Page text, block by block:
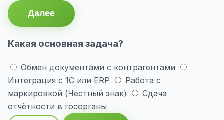
Далее
Какая основная задача?
Обмен документами с контрагентами
Интеграция с 1С или ERP
Работа с
маркировкой (Честный знак)
Сдача
отчётности в госорганы